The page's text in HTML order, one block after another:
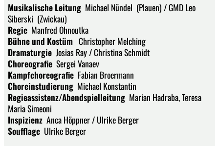
Musikalische Leitung Michael Nündel (Plauen) / GMD Leo
Siberski (Zwickau)
Regie Manfred Ohnoutka
Bühne und Kostüm Christopher Melching
Dramaturgie Josias Ray / Christina Schmidt
Choreografie Sergei Vanaev
Kampfchoreografie Fabian Broermann
Choreinstudierung Michael Konstantin
Regieassistenz/Abendspielleitung Marian Hadraba, Teresa
Maria Simeoni
Inspizienz Anca Höppner / Ulrike Berger
Soufflage Ulrike Berger